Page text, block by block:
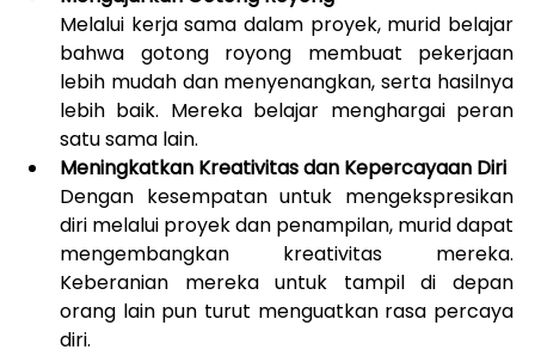
Melalui kerja sama dalam proyek, murid belajar
bahwa gotong royong membuat pekerjaan
lebih mudah dan menyenangkan, serta hasilnya
lebih baik. Mereka belajar menghargai peran
satu sama lain.
Meningkatkan Kreativitas dan Kepercayaan Diri
Dengan kesempatan untuk mengekspresikan
diri melalui proyek dan penampilan, murid dapat
mengembangkan kreativitas mereka.
Keberanian mereka untuk tampil di depan
orang lain pun turut menguatkan rasa percaya
diri.